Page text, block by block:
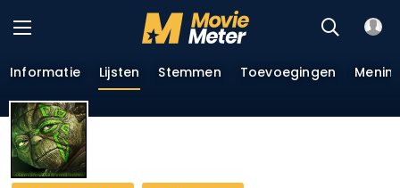
Informatie Lijsten Stemmen Toevoegingen